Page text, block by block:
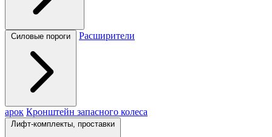
Силовые пороги Расширители
арок Кронштейн запасного колеса
Лифт-комплекты, проставки